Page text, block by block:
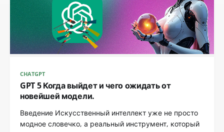
CHATGPT
GPT 5 Когда выйдет и чего ожидать от
новейшей модели.
Введение Искусственный интеллект уже не просто
модное словечко, а реальный инструмент, который